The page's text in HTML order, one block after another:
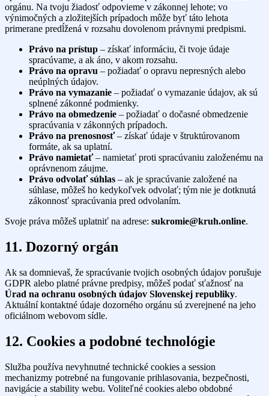
orgánu. Na tvoju žiadosť odpovieme v zákonnej lehote; vo
výnimočných a zložitejších prípadoch môže byť táto lehota
primerane predĺžená v rozsahu dovolenom právnymi predpismi.
Právo na prístup – získať informáciu, či tvoje údaje
spracúvame, a ak áno, v akom rozsahu.
Právo na opravu – požiadať o opravu nepresných alebo
neúplných údajov.
Právo na vymazanie – požiadať o vymazanie údajov, ak sú
splnené zákonné podmienky.
Právo na obmedzenie – požiadať o dočasné obmedzenie
spracúvania v zákonných prípadoch.
Právo na prenosnosť– získať údaje v štruktúrovanom
formáte, ak sa uplatní.
Právo namietať– namietať proti spracúvaniu založenému na
oprávnenom záujme.
Právo odvolať súhlas – ak je spracúvanie založené na
súhlase, môžeš ho kedykoľvek odvolať; tým nie je dotknutá
zákonnosť spracúvania pred odvolaním.
Svoje práva môžeš uplatniť na adrese: sukromie@kruh.online.
11. Dozorný orgán
Ak sa domnievaš, že spracúvanie tvojich osobných údajov porušuje
GDPR alebo platné právne predpisy, môžeš podať sťažnosť na
Úrad na ochranu osobných údajov Slovenskej republiky.
Aktuální kontaktné údaje dozorného orgánu sú zverejnené na jeho
oficiálnom webovom sídle.
12. Cookies a podobné technológie
Služba používa nevyhnutné technické cookies a session
mechanizmy potrebné na fungovanie prihlasovania, bezpečnosti,
navigácie a stability webu. Voliteľné cookies alebo obdobné